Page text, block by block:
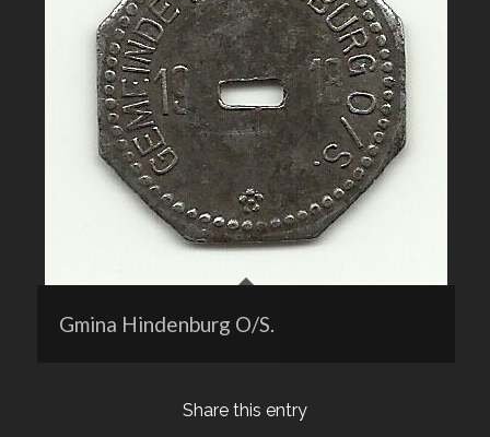
Gmina Hindenburg O/S.
Share this entry